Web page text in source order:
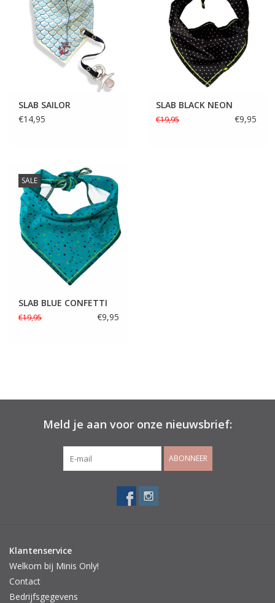
SLAB SAILOR
€14,95
SLAB BLACK NEON
€19,95 €9,95
SALE
SLAB BLUE CONFETTI
€19,95 €9,95
Meld je aan voor onze nieuwsbrief:
ABONNEER
Klantenservice
Welkom bij Minis Only!
Contact
Bedrijfsgegevens